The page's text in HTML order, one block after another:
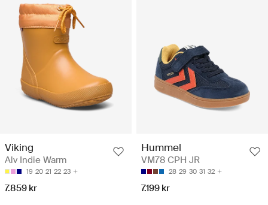
Viking
Alv Indie Warm
19 20 21 22 23
7.859 kr
Hummel
VM78 CPH JR
28 29 30 31 32
7.199 kr